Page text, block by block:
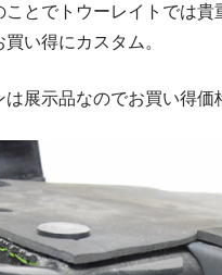
ことでトウーレイトでは貴
い得にカスタム。
展示品なのでお買い得価